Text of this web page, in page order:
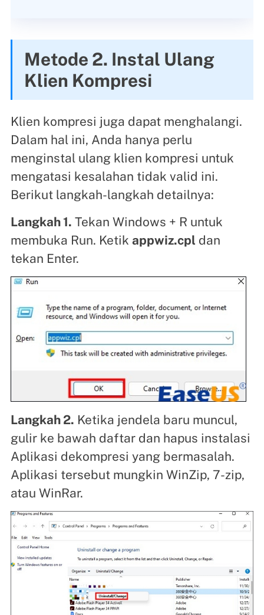
Metode 2. Instal Ulang
Klien Kompresi
Klien kompresi juga dapat menghalangi.
Dalam hal ini, Anda hanya perlu
menginstal ulang klien kompresi untuk
mengatasi kesalahan tidak valid ini.
Berikut langkah-langkah detailnya:
Langkah 1. Tekan Windows + R untuk
membuka Run. Ketik appwiz.cpl dan
tekan Enter.
Langkah 2. Ketika jendela baru muncul,
gulir ke bawah daftar dan hapus instalasi
Aplikasi dekompresi yang bermasalah.
Aplikasi tersebut mungkin WinZip, 7-zip,
atau WinRar.